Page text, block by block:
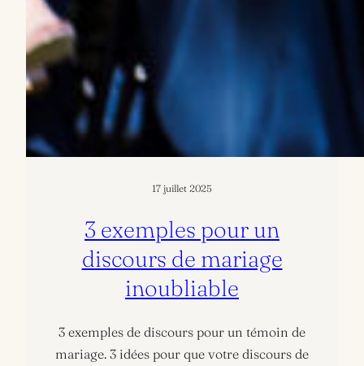
17 juillet 2025
3 exemples pour un
discours de mariage
inoubliable
3 exemples de discours pour un témoin de
mariage. 3 idées pour que votre discours de